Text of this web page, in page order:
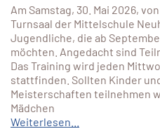
Am Samstag, 30. Mai 2026,
Turnsaal der Mittelschule
Jugendliche, die ab
möchten. Angedacht sind
Das Training wird jeden
stattfinden. Sollten Kinder
Meisterschaften teilnehmen
Mädchen
Weiterlesen...